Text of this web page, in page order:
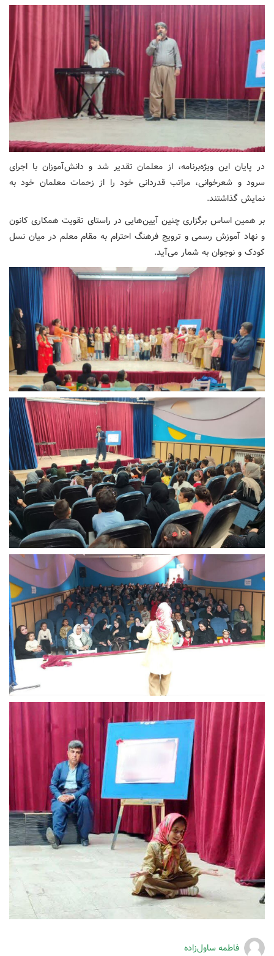
در پایان این ویژه‌برنامه، از معلمان تقدیر شد و دانش‌آموزان با اجرای
سرود و شعرخوانی، مراتب قدردانی خود را از زحمات معلمان خود به
نمایش گذاشتند.
بر همین اساس برگزاری چنین آیین‌هایی در راستای تقویت همکاری کانون
و نهاد آموزش رسمی و ترویج فرهنگ احترام به مقام معلم در میان نسل
کودک و نوجوان به شمار می‌آید.
فاطمه ساول‌زاده